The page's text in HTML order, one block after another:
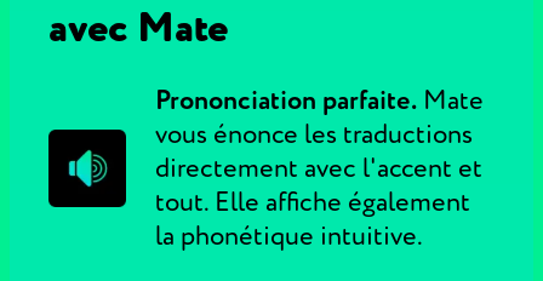
avec Mate
Prononciation parfaite. Mate
vous énonce les traductions
directement avec l'accent et
tout. Elle affiche également
la phonétique intuitive.